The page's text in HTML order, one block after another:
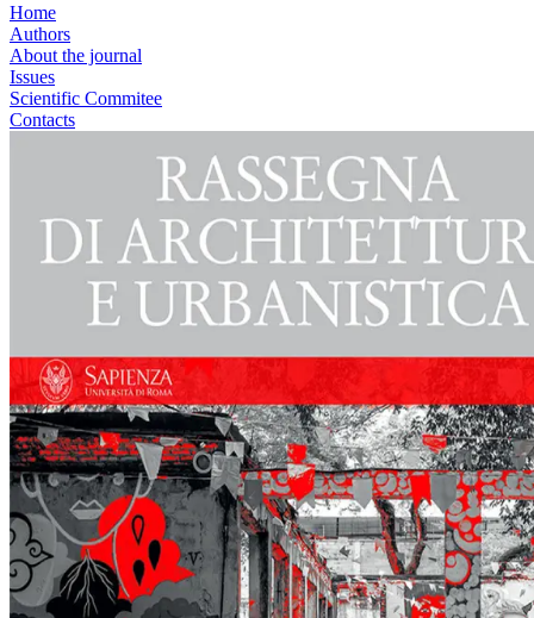
Home
Authors
About the journal
Issues
Scientific Commitee
Contacts